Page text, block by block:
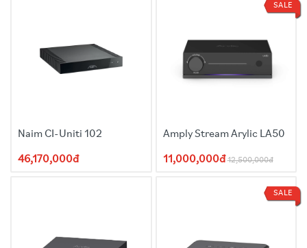
Spotify Connect, Hoạt động với Alexa và
Dịch vụ Internet được hỗ trợ:
Amazon Music, BBC Radio,
Calm Radio, Deezer, iHeartRadio, Napster, Pandora,
Qobuz, Radio Paradise, SoundCloud, SoundMachine, TIDAL,
Máy tính bảng, HomePod, Apple TV, Echo
Trọng lượng:
Naim CI-Uniti 102
46,170,000đ
SALE
Amply Stream Arylic LA50
11,000,000đ 12,500,000đ
SALE